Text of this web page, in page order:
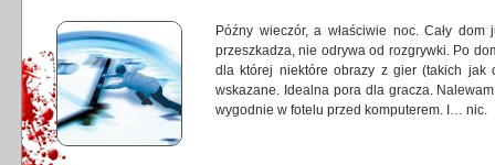
Późny wieczór, a właściwie noc. Cały
przeszkadza, nie odrywa od rozgrywki. Po
dla której niektóre obrazy z gier (takich jak
wskazane. Idealna pora dla gracza.
wygodnie w fotelu przed komputerem. I… nic.